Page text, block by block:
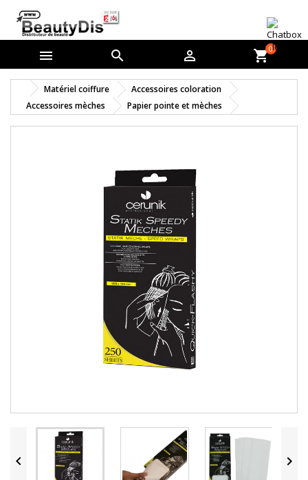
   shopping_cart0
Matériel coiffure
Accessoires coloration
Accessoires mèches
Papier pointe et mèches
 